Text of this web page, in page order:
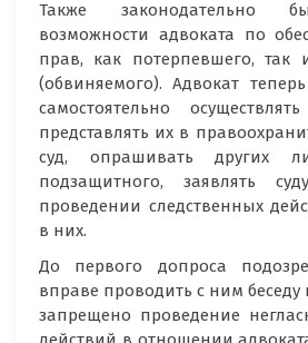
Также законодательно
возможности адвоката по
прав, как потерпевшего, так
(обвиняемого). Адвокат
самостоятельно
представлять их в
суд, опрашивать других
подзащитного, заявлять
проведении следственных
в них.
До первого допроса
вправе проводить с ним
запрещено проведение